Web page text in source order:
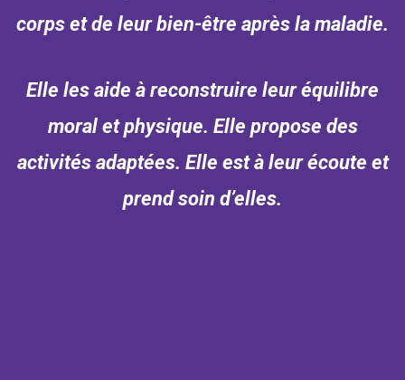
corps et de leur bien-être après la maladie.
Elle les aide à reconstruire leur équilibre
moral et physique. Elle propose des
activités adaptées. Elle est à leur écoute et
prend soin d’elles.